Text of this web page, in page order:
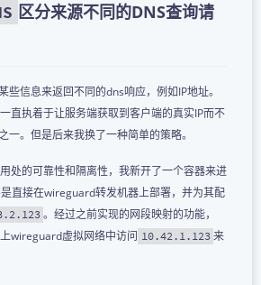
区分来源不同的DNS查询请
些信息来返回不同的dns响应，例如IP地址。
直执着于让服务端获取到客户端的真实IP而不
一。但是后来我换了一种简单的策略。
处的可靠性和隔离性，我新开了一个容器来进
直接在wireguard转发机器上部署，并为其配
。经过之前实现的网段映射的功能，
wireguard虚拟网络中访问 10.42.1.123 来